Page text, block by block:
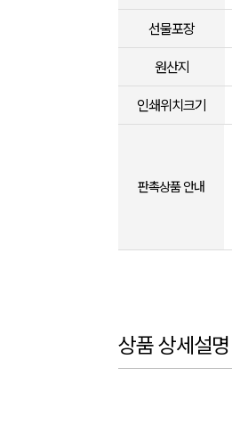
선물포장
원산지
인쇄위치크기
판촉상품 안내
상품 상세설명